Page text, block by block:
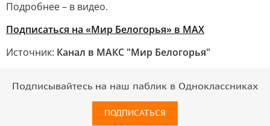
Подробнее – в видео.
Подписаться на «Мир Белогорья» в MAX
Источник: Канал в МАКС "Мир Белогорья"
Подписывайтесь на наш паблик в Одноклассниках
ПОДПИСАТЬСЯ